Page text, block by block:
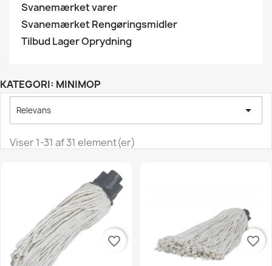
Svanemærket varer
Svanemærket Rengøringsmidler
Tilbud Lager Oprydning
KATEGORI: MINIMOP
Relevans 
Viser 1-31 af 31 element(er)
favorite_border favorite_border